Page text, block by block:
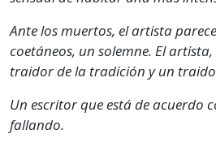
Ante los muertos, el artista
coetáneos, un solemne. El
traidor de la tradición y un
Un escritor que está de acuerdo
fallando.